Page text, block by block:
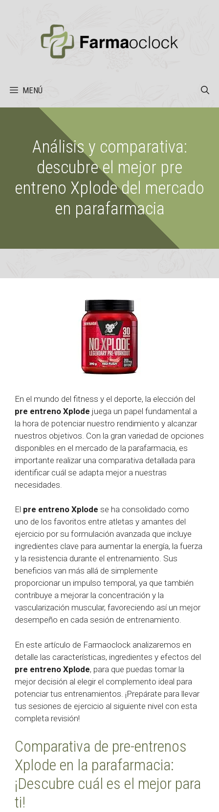
MENÚ
Análisis y comparativa:
descubre el mejor pre
entreno Xplode del mercado
en parafarmacia
En el mundo del fitness y el deporte, la elección del
pre entreno Xplode juega un papel fundamental a
la hora de potenciar nuestro rendimiento y alcanzar
nuestros objetivos. Con la gran variedad de opciones
disponibles en el mercado de la parafarmacia, es
importante realizar una comparativa detallada para
identificar cuál se adapta mejor a nuestras
necesidades.
El pre entreno Xplode se ha consolidado como
uno de los favoritos entre atletas y amantes del
ejercicio por su formulación avanzada que incluye
ingredientes clave para aumentar la energía, la fuerza
y la resistencia durante el entrenamiento. Sus
beneficios van más allá de simplemente
proporcionar un impulso temporal, ya que también
contribuye a mejorar la concentración y la
vascularización muscular, favoreciendo así un mejor
desempeño en cada sesión de entrenamiento.
En este artículo de Farmaoclock analizaremos en
detalle las características, ingredientes y efectos del
pre entreno Xplode, para que puedas tomar la
mejor decisión al elegir el complemento ideal para
potenciar tus entrenamientos. ¡Prepárate para llevar
tus sesiones de ejercicio al siguiente nivel con esta
completa revisión!
Comparativa de pre-entrenos
Xplode en la parafarmacia:
¡Descubre cuál es el mejor para
ti!